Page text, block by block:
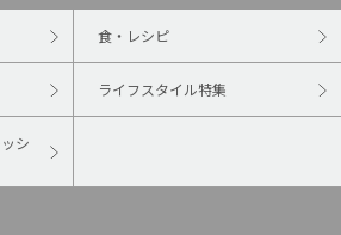
食・レシピ
ライフスタイル特集
シ